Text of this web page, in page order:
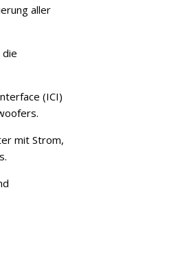
aller
die
(ICI)
mit Strom,